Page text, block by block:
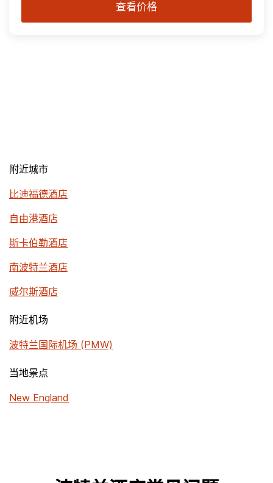
查看价格
附近城市
比迪福德酒店
自由港酒店
斯卡伯勒酒店
南波特兰酒店
威尔斯酒店
附近机场
波特兰国际机场 (PMW)
当地景点
New England